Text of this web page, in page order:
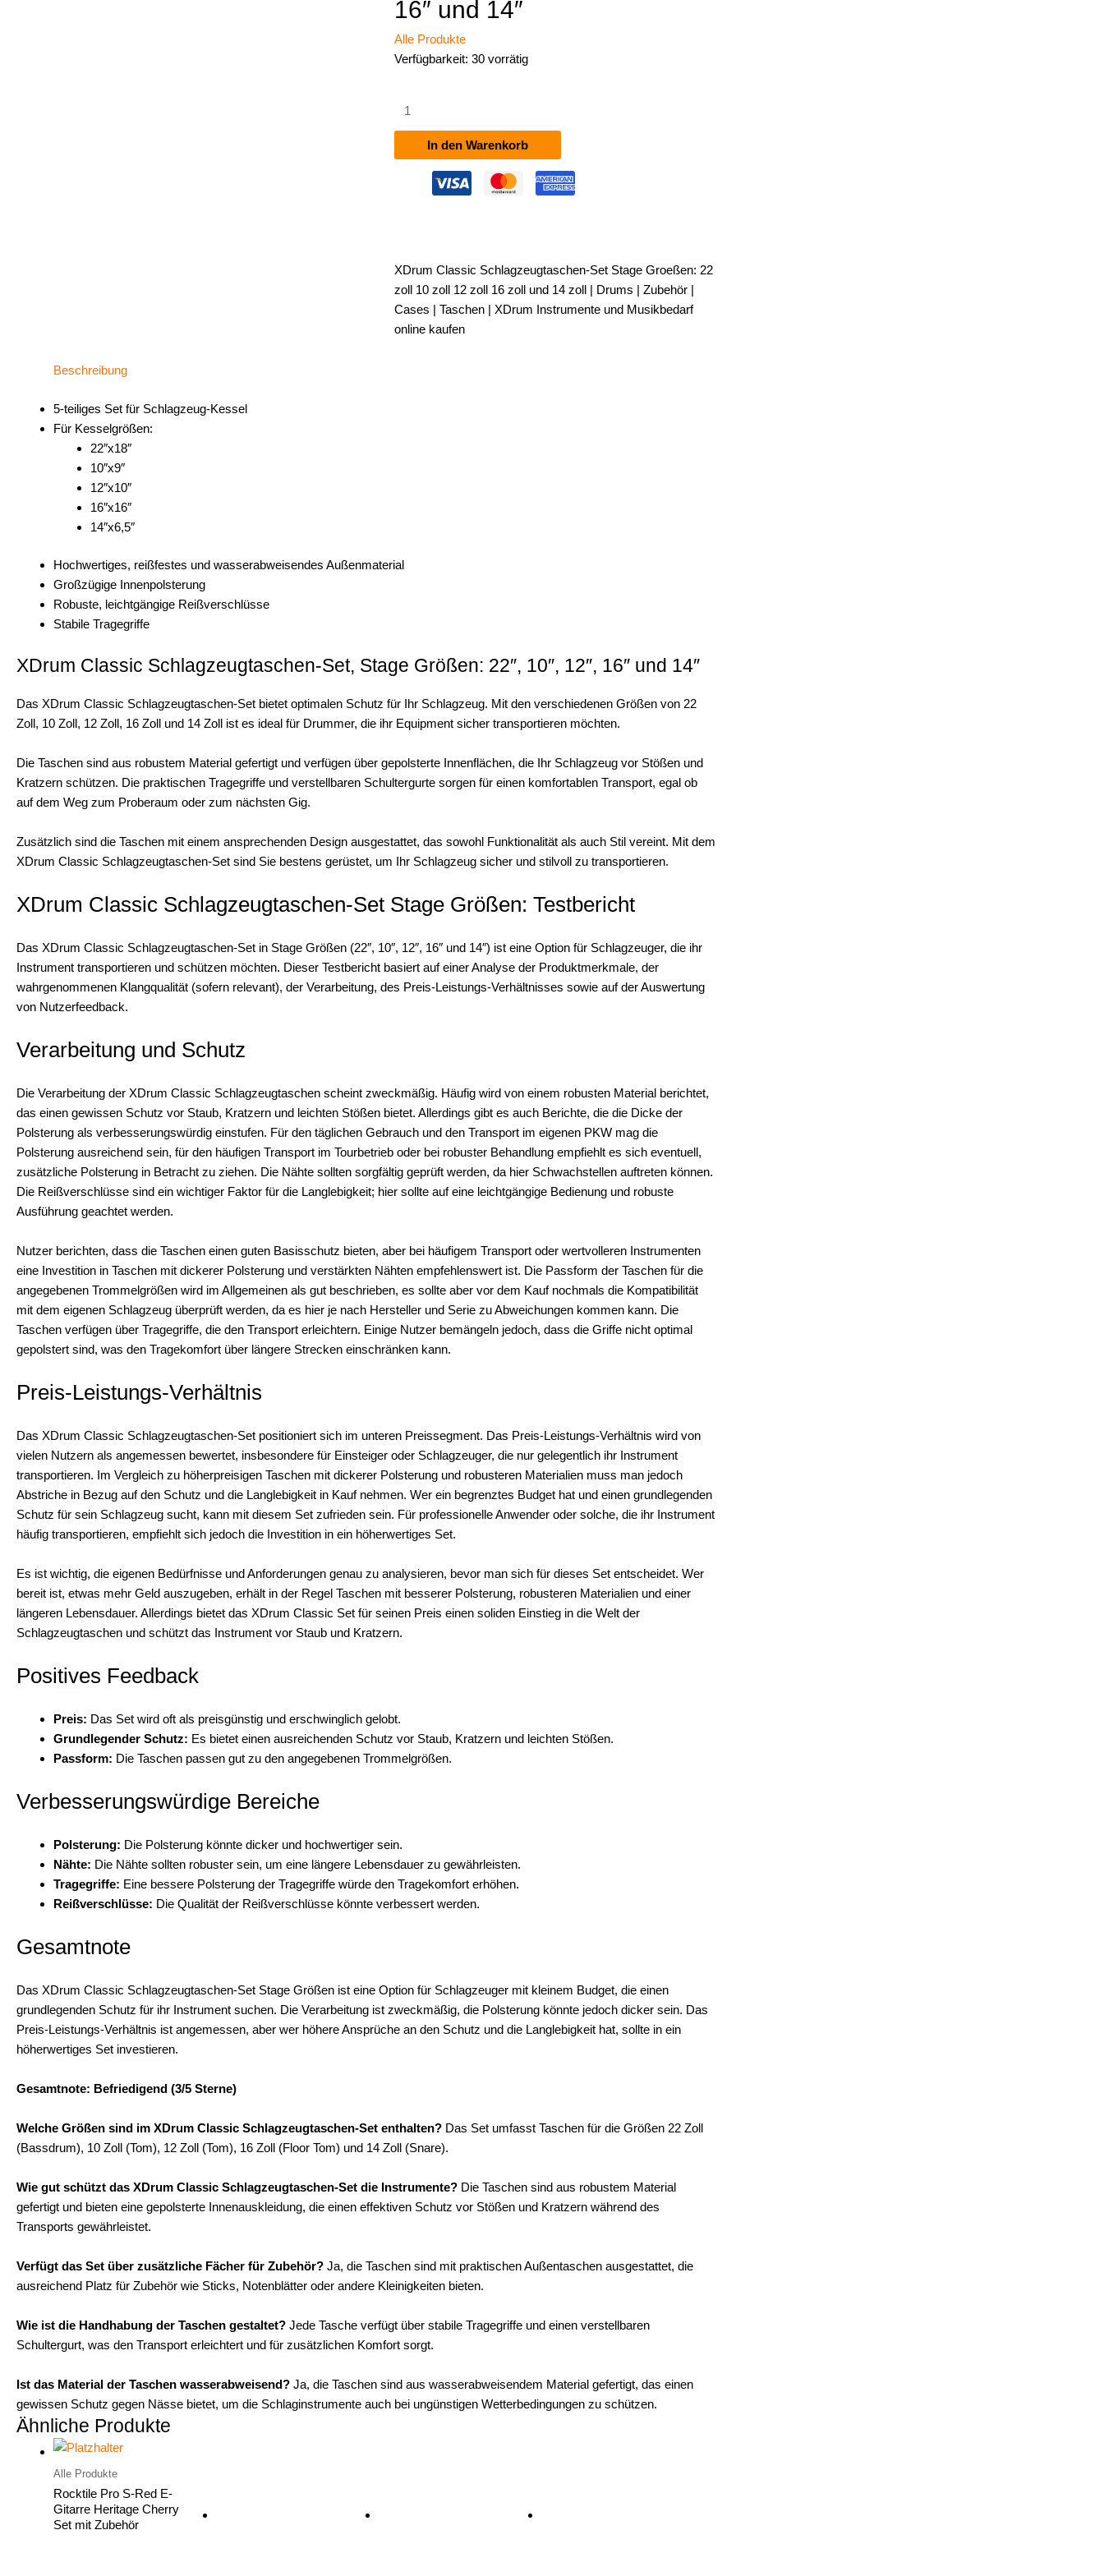
16″ und 14″
Alle Produkte
Verfügbarkeit: 30 vorrätig
Classic
Schlagzeugtaschen-
Set,
Größen:
16"
und
14"
Menge
In den Warenkorb
XDrum Classic Schlagzeugtaschen-Set Stage Groeßen: 22
zoll 10 zoll 12 zoll 16 zoll und 14 zoll | Drums | Zubehör |
Cases | Taschen | XDrum Instrumente und Musikbedarf
online kaufen
Beschreibung
5-teiliges Set für Schlagzeug-Kessel
Für Kesselgrößen:
22″x18″
10″x9″
12″x10″
16″x16″
14″x6,5″
Hochwertiges, reißfestes und wasserabweisendes Außenmaterial
Großzügige Innenpolsterung
Robuste, leichtgängige Reißverschlüsse
Stabile Tragegriffe
XDrum Classic Schlagzeugtaschen-Set, Stage Größen: 22″, 10″, 12″, 16″ und 14″
Das XDrum Classic Schlagzeugtaschen-Set bietet optimalen Schutz für Ihr Schlagzeug. Mit den verschiedenen Größen von 22
Zoll, 10 Zoll, 12 Zoll, 16 Zoll und 14 Zoll ist es ideal für Drummer, die ihr Equipment sicher transportieren möchten.
Die Taschen sind aus robustem Material gefertigt und verfügen über gepolsterte Innenflächen, die Ihr Schlagzeug vor Stößen und
Kratzern schützen. Die praktischen Tragegriffe und verstellbaren Schultergurte sorgen für einen komfortablen Transport, egal ob
auf dem Weg zum Proberaum oder zum nächsten Gig.
Zusätzlich sind die Taschen mit einem ansprechenden Design ausgestattet, das sowohl Funktionalität als auch Stil vereint. Mit dem
XDrum Classic Schlagzeugtaschen-Set sind Sie bestens gerüstet, um Ihr Schlagzeug sicher und stilvoll zu transportieren.
XDrum Classic Schlagzeugtaschen-Set Stage Größen: Testbericht
Das XDrum Classic Schlagzeugtaschen-Set in Stage Größen (22″, 10″, 12″, 16″ und 14″) ist eine Option für Schlagzeuger, die ihr
Instrument transportieren und schützen möchten. Dieser Testbericht basiert auf einer Analyse der Produktmerkmale, der
wahrgenommenen Klangqualität (sofern relevant), der Verarbeitung, des Preis-Leistungs-Verhältnisses sowie auf der Auswertung
von Nutzerfeedback.
Verarbeitung und Schutz
Die Verarbeitung der XDrum Classic Schlagzeugtaschen scheint zweckmäßig. Häufig wird von einem robusten Material berichtet,
das einen gewissen Schutz vor Staub, Kratzern und leichten Stößen bietet. Allerdings gibt es auch Berichte, die die Dicke der
Polsterung als verbesserungswürdig einstufen. Für den täglichen Gebrauch und den Transport im eigenen PKW mag die
Polsterung ausreichend sein, für den häufigen Transport im Tourbetrieb oder bei robuster Behandlung empfiehlt es sich eventuell,
zusätzliche Polsterung in Betracht zu ziehen. Die Nähte sollten sorgfältig geprüft werden, da hier Schwachstellen auftreten können.
Die Reißverschlüsse sind ein wichtiger Faktor für die Langlebigkeit; hier sollte auf eine leichtgängige Bedienung und robuste
Ausführung geachtet werden.
Nutzer berichten, dass die Taschen einen guten Basisschutz bieten, aber bei häufigem Transport oder wertvolleren Instrumenten
eine Investition in Taschen mit dickerer Polsterung und verstärkten Nähten empfehlenswert ist. Die Passform der Taschen für die
angegebenen Trommelgrößen wird im Allgemeinen als gut beschrieben, es sollte aber vor dem Kauf nochmals die Kompatibilität
mit dem eigenen Schlagzeug überprüft werden, da es hier je nach Hersteller und Serie zu Abweichungen kommen kann. Die
Taschen verfügen über Tragegriffe, die den Transport erleichtern. Einige Nutzer bemängeln jedoch, dass die Griffe nicht optimal
gepolstert sind, was den Tragekomfort über längere Strecken einschränken kann.
Preis-Leistungs-Verhältnis
Das XDrum Classic Schlagzeugtaschen-Set positioniert sich im unteren Preissegment. Das Preis-Leistungs-Verhältnis wird von
vielen Nutzern als angemessen bewertet, insbesondere für Einsteiger oder Schlagzeuger, die nur gelegentlich ihr Instrument
transportieren. Im Vergleich zu höherpreisigen Taschen mit dickerer Polsterung und robusteren Materialien muss man jedoch
Abstriche in Bezug auf den Schutz und die Langlebigkeit in Kauf nehmen. Wer ein begrenztes Budget hat und einen grundlegenden
Schutz für sein Schlagzeug sucht, kann mit diesem Set zufrieden sein. Für professionelle Anwender oder solche, die ihr Instrument
häufig transportieren, empfiehlt sich jedoch die Investition in ein höherwertiges Set.
Es ist wichtig, die eigenen Bedürfnisse und Anforderungen genau zu analysieren, bevor man sich für dieses Set entscheidet. Wer
bereit ist, etwas mehr Geld auszugeben, erhält in der Regel Taschen mit besserer Polsterung, robusteren Materialien und einer
längeren Lebensdauer. Allerdings bietet das XDrum Classic Set für seinen Preis einen soliden Einstieg in die Welt der
Schlagzeugtaschen und schützt das Instrument vor Staub und Kratzern.
Positives Feedback
Preis: Das Set wird oft als preisgünstig und erschwinglich gelobt.
Grundlegender Schutz: Es bietet einen ausreichenden Schutz vor Staub, Kratzern und leichten Stößen.
Passform: Die Taschen passen gut zu den angegebenen Trommelgrößen.
Verbesserungswürdige Bereiche
Polsterung: Die Polsterung könnte dicker und hochwertiger sein.
Nähte: Die Nähte sollten robuster sein, um eine längere Lebensdauer zu gewährleisten.
Tragegriffe: Eine bessere Polsterung der Tragegriffe würde den Tragekomfort erhöhen.
Reißverschlüsse: Die Qualität der Reißverschlüsse könnte verbessert werden.
Gesamtnote
Das XDrum Classic Schlagzeugtaschen-Set Stage Größen ist eine Option für Schlagzeuger mit kleinem Budget, die einen
grundlegenden Schutz für ihr Instrument suchen. Die Verarbeitung ist zweckmäßig, die Polsterung könnte jedoch dicker sein. Das
Preis-Leistungs-Verhältnis ist angemessen, aber wer höhere Ansprüche an den Schutz und die Langlebigkeit hat, sollte in ein
höherwertiges Set investieren.
Gesamtnote: Befriedigend (3/5 Sterne)
Welche Größen sind im XDrum Classic Schlagzeugtaschen-Set enthalten? Das Set umfasst Taschen für die Größen 22 Zoll
(Bassdrum), 10 Zoll (Tom), 12 Zoll (Tom), 16 Zoll (Floor Tom) und 14 Zoll (Snare).
Wie gut schützt das XDrum Classic Schlagzeugtaschen-Set die Instrumente? Die Taschen sind aus robustem Material
gefertigt und bieten eine gepolsterte Innenauskleidung, die einen effektiven Schutz vor Stößen und Kratzern während des
Transports gewährleistet.
Verfügt das Set über zusätzliche Fächer für Zubehör? Ja, die Taschen sind mit praktischen Außentaschen ausgestattet, die
ausreichend Platz für Zubehör wie Sticks, Notenblätter oder andere Kleinigkeiten bieten.
Wie ist die Handhabung der Taschen gestaltet? Jede Tasche verfügt über stabile Tragegriffe und einen verstellbaren
Schultergurt, was den Transport erleichtert und für zusätzlichen Komfort sorgt.
Ist das Material der Taschen wasserabweisend? Ja, die Taschen sind aus wasserabweisendem Material gefertigt, das einen
gewissen Schutz gegen Nässe bietet, um die Schlaginstrumente auch bei ungünstigen Wetterbedingungen zu schützen.
Ähnliche Produkte
Alle Produkte
Rocktile Pro S-Red E-
Gitarre Heritage Cherry
Set mit Zubehör